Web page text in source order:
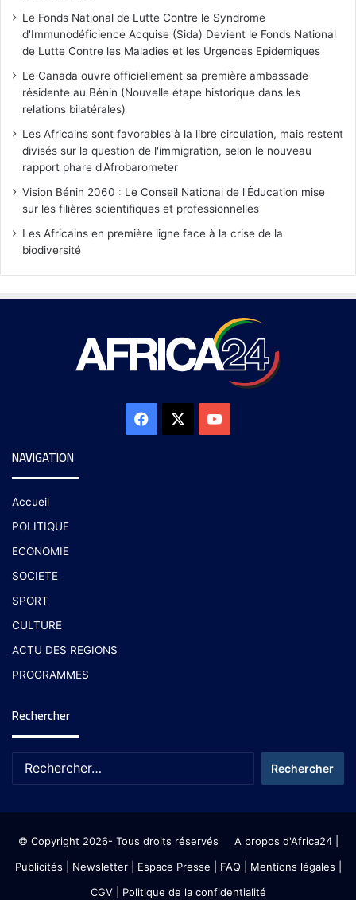
Le Fonds National de Lutte Contre le Syndrome
d'Immunodéficience Acquise (Sida) Devient le Fonds National
de Lutte Contre les Maladies et les Urgences Epidemiques
Le Canada ouvre officiellement sa première ambassade
résidente au Bénin (Nouvelle étape historique dans les
relations bilatérales)
Les Africains sont favorables à la libre circulation, mais restent
divisés sur la question de l'immigration, selon le nouveau
rapport phare d'Afrobarometer
Vision Bénin 2060 : Le Conseil National de l'Éducation mise
sur les filières scientifiques et professionnelles
Les Africains en première ligne face à la crise de la
biodiversité
NAVIGATION
Accueil
POLITIQUE
ECONOMIE
SOCIETE
SPORT
CULTURE
ACTU DES REGIONS
PROGRAMMES
Rechercher
© Copyright 2026- Tous droits réservés A propos d'Africa24|
Publicités
Newsletter| Espace Presse | FAQ | Mentions légales
CGV| Politique de la confidentialité